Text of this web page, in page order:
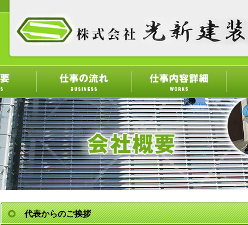
代表からのご挨拶